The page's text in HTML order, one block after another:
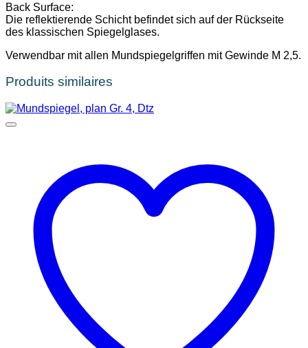
Back Surface:
Die reflektierende Schicht befindet sich auf der Rückseite
des klassischen Spiegelglases.
Verwendbar mit allen Mundspiegelgriffen mit Gewinde M 2,5.
Produits similaires